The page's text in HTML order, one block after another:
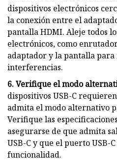
dispositivos electrónicos
la conexión entre el
pantalla HDMI. Aleje todos
electrónicos, como
adaptador y la pantalla
interferencias.
6. Verifique el modo
dispositivos USB-C
admita el modo alternativo
Verifique las
asegurarse de que admita
USB-C y que el puerto USB-
funcionalidad.